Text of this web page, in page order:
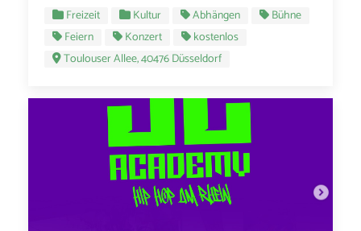
Freizeit Kultur Abhängen
Bühne
Feiern
Konzert
kostenlos
Toulouser Allee, 40476 Düsseldorf